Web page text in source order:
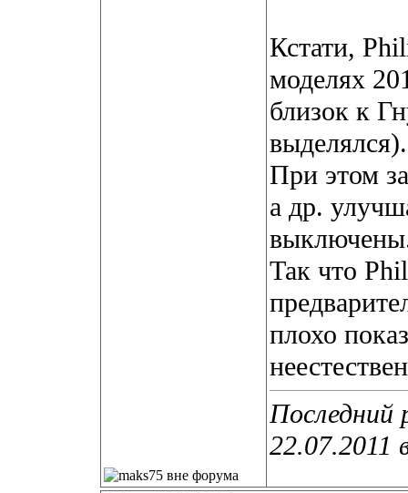
Кстати,
моделях
близок к
выделялся).
При этом
а др.
Так что
плохо
Последний
22.07.2011